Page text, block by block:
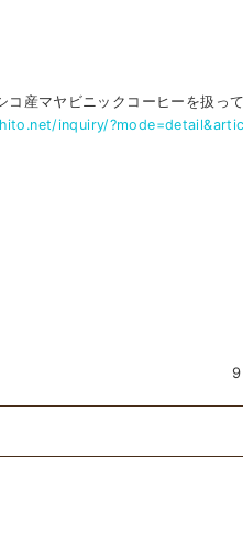
コ産マヤビニックコーヒーを扱っ
inquiry/